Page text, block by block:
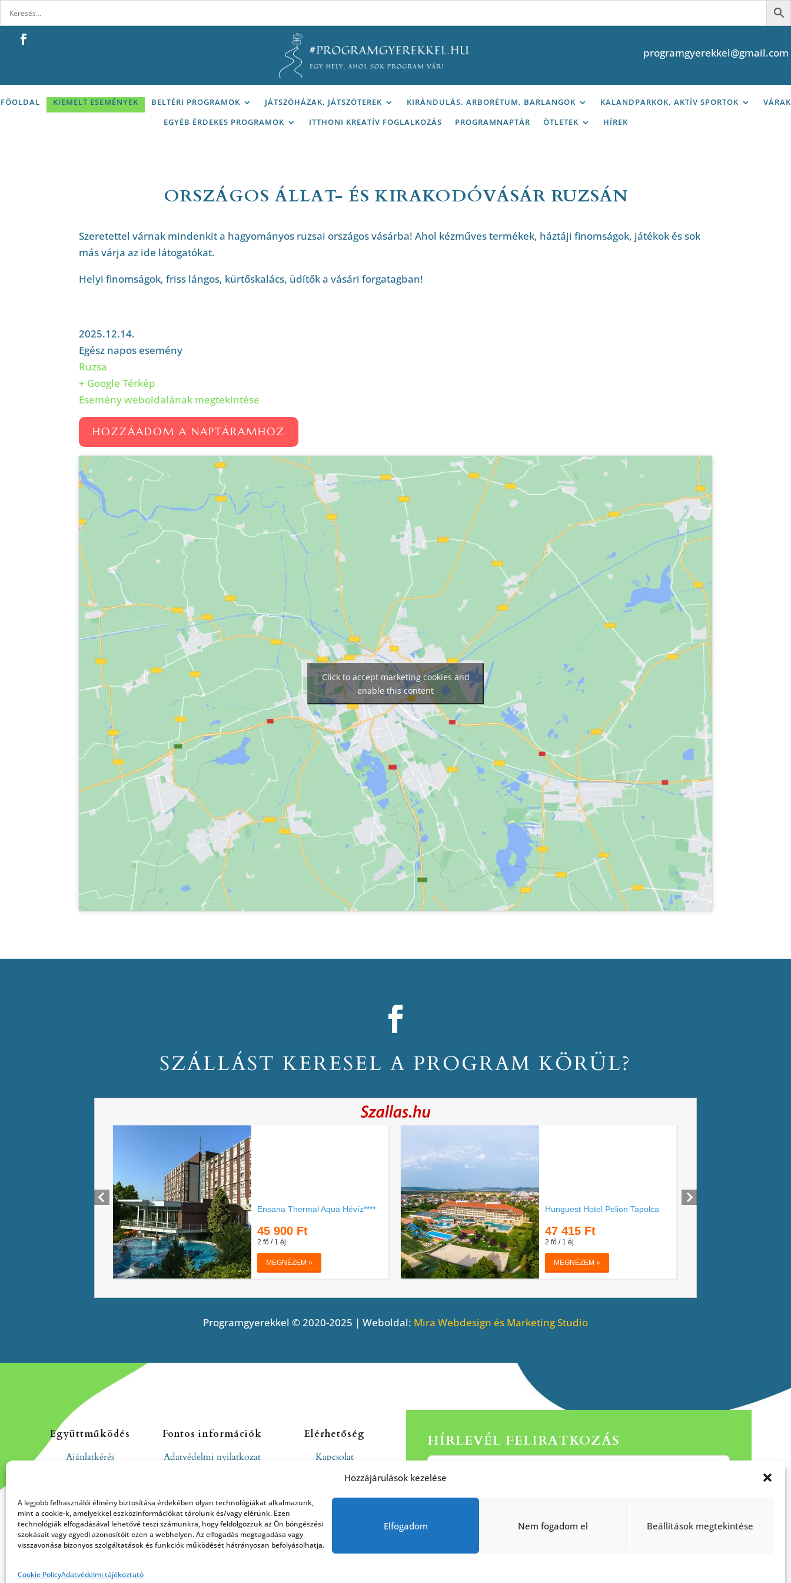
Hozzájárulások kezelése
A legjobb felhasználói élmény biztosítása érdekében olyan technológiákat alkalmazunk,
mint a cookie-k, amelyekkel eszközinformációkat tárolunk és/vagy elérünk. Ezen
technológiák elfogadásával lehetővé teszi számunkra, hogy feldolgozzuk az Ön böngészési
szokásait vagy egyedi azonosítóit ezen a webhelyen. Az elfogadás megtagadása vagy
visszavonása bizonyos szolgáltatások és funkciók működését hátrányosan befolyásolhatja.
Elfogadom Nem fogadom el Beállítások megtekintése
Cookie PolicyAdatvédelmi tájékoztató
programgyerekkel@gmail.com
FŐOLDAL KIEMELT ESEMÉNYEK BELTÉRI PROGRAMOK JÁTSZÓHÁZAK, JÁTSZÓTEREK KIRÁNDULÁS, ARBORÉTUM, BARLANGOK KALANDPARKOK, AKTÍV SPORTOK
VÁRAK
EGYÉB ÉRDEKES PROGRAMOK
ITTHONI KREATÍV FOGLALKOZÁS PROGRAMNAPTÁR ÖTLETEK HÍREK
ORSZÁGOS ÁLLAT- ÉS KIRAKODÓVÁSÁR RUZSÁN
Szeretettel várnak mindenkit a hagyományos ruzsai országos vásárba! Ahol kézműves termékek, háztáji finomságok, játékok és sok
más várja az ide látogatókat.
Helyi finomságok, friss lángos, kürtőskalács, üdítők a vásári forgatagban!
2025.12.14.
Egész napos esemény
Ruzsa
+ Google Térkép
Esemény weboldalának megtekintése
HOZZÁADOM A NAPTÁRAMHOZ
Click to accept marketing cookies and
enable this content
SZÁLLÁST KERESEL A PROGRAM KÖRÜL?
Programgyerekkel © 2020-2025 | Weboldal: Mira Webdesign és Marketing Studio
Együttműködés
Ajánlatkérés
Fontos információk
Adatvédelmi nyilatkozat
moderálási szabályzat
Elérhetőség
Kapcsolat
Rólunk
HÍRLEVÉL FELIRATKOZÁS